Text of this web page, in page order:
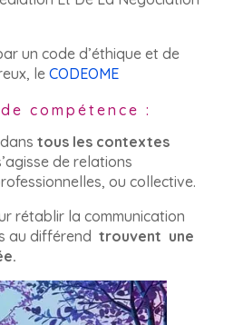
un code d’éthique et de
le CODEOME
compétence :
tous les contextes
de relations
ou collective.
rétablir la communication
au différend trouvent une